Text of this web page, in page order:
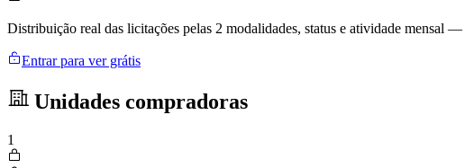
Distribuição real das licitações pelas 2 modalidades, status e atividade mensal
Entrar para ver grátis
Unidades compradoras
1